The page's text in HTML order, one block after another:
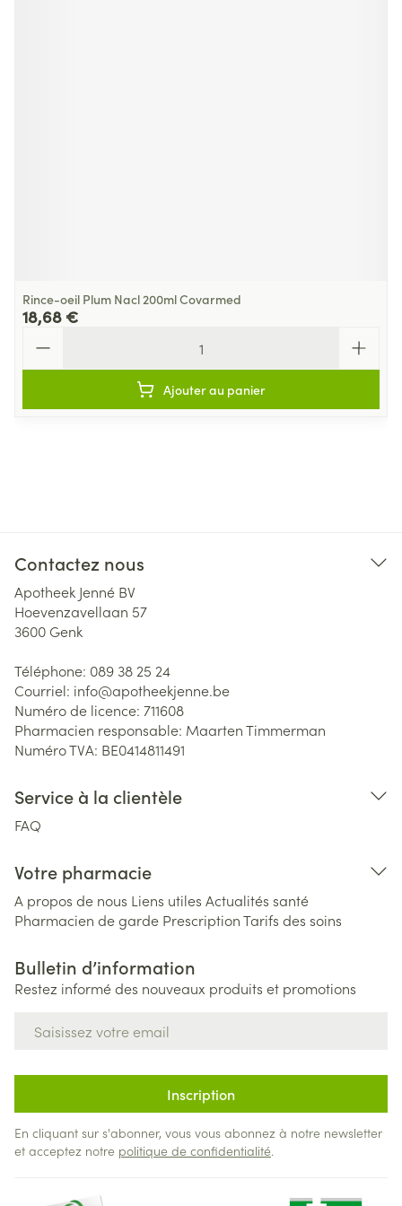
Rince-oeil Plum Nacl 200ml Covarmed
18,68 €
Ajouter au panier
Contactez nous
Apotheek Jenné BV
Hoevenzavellaan 57
3600 Genk
Téléphone: 089 38 25 24
Courriel: info@apotheekjenne.be
Numéro de licence: 711608
Pharmacien responsable: Maarten Timmerman
Numéro TVA: BE0414811491
Service à la clientèle
FAQ
Votre pharmacie
A propos de nous Liens utiles Actualités santé
Pharmacien de garde PrescriptionTarifs des soins
Bulletin d’information
Restez informé des nouveaux produits et promotions
Inscription
En cliquant sur s'abonner, vous vous abonnez à notre newsletter
et acceptez notre politique de confidentialité.